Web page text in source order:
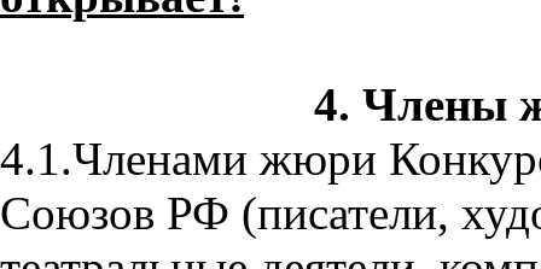
4. Члены
4.1.Членами жюри
Союзов РФ (писатели,